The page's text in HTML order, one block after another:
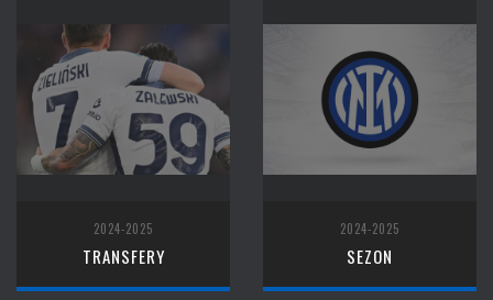
2024-2025
TRANSFERY
2024-2025
SEZON